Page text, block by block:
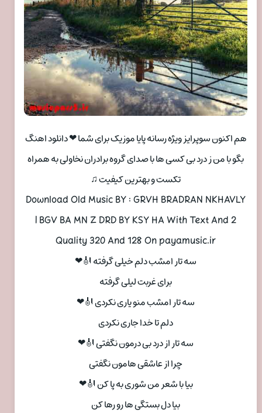
هم اکنون سوپرایز ویژه رسانه پایا موزیک برای شما ❤ دانلود اهنگ
بگو با من ز درد بی کسی ها با صدای گروه برادران نخاولی به همراه
تکست و بهترین کیفیت ♫
Download Old Music BY : GRVH BRADRAN NKHAVLY
| BGV BA MN Z DRD BY KSY HA With Text And 2
Quality 320 And 128 On payamusic.ir
سه تار امشب دلم خیلی گرفته 🎻❤
برای غربت لیلی گرفته
سه تار امشب منو یاری نکردی 🎻❤
دلم تا خدا جاری نکردی
سه تار از درد بی درمون نگفتی 🎻❤
چرا از عاشقی هامون نگفتی
بیا با شعر من شوری به پا کن 🎻❤
بیا دل بستگی ها رو رها کن